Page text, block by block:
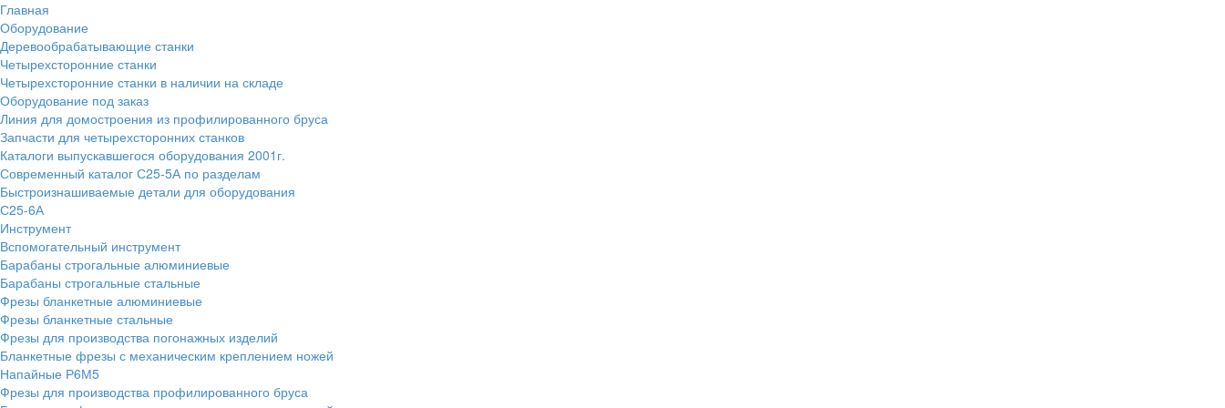
Главная
Оборудование
Деревообрабатывающие станки
Четырехсторонние станки
Четырехсторонние станки в наличии на складе
Оборудование под заказ
Линия для домостроения из профилированного бруса
Запчасти для четырехсторонних станков
Каталоги выпускавшегося оборудования 2001г.
Современный каталог С25-5А по разделам
Быстроизнашиваемые детали для оборудования
С25-6А
Инструмент
Вспомогательный инструмент
Барабаны строгальные алюминиевые
Барабаны строгальные стальные
Фрезы бланкетные алюминиевые
Фрезы бланкетные стальные
Фрезы для производства погонажных изделий
Бланкетные фрезы с механическим креплением ножей
Напайные Р6М5
Фрезы для производства профилированного бруса